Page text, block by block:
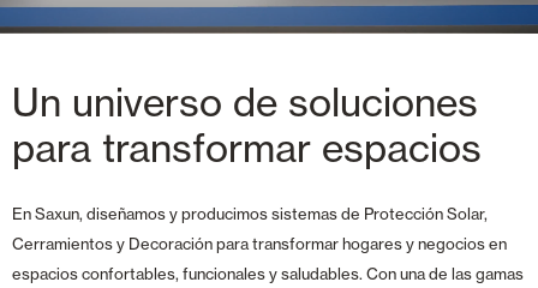
Un universo de soluciones
para transformar espacios
En Saxun, diseñamos y producimos sistemas de Protección Solar,
Cerramientos y Decoración para transformar hogares y negocios en
espacios confortables, funcionales y saludables. Con una de las gamas